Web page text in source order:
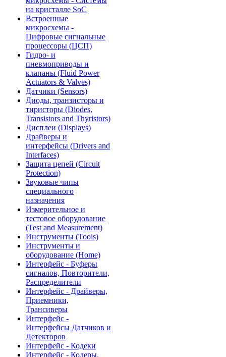
на кристалле SoC
Встроенные
микросхемы -
Цифровые сигнальные
процессоры (ЦСП)
Гидро- и
пневмоприводы и
клапаны (Fluid Power
Actuators & Valves)
Датчики (Sensors)
Диоды, транзисторы и
тиристоры (Diodes,
Transistors and Thyristors)
Дисплеи (Displays)
Драйверы и
интерфейсы (Drivers and
Interfaces)
Защита цепей (Circuit
Protection)
Звуковые чипы
специального
назначения
Измерительное и
тестовое оборудование
(Test and Measurement)
Инструменты (Tools)
Инструменты и
оборудование (Home)
Интерфейс - Буферы
сигналов, Повторители,
Распределители
Интерфейс - Драйверы,
Приемники,
Трансиверы
Интерфейс -
Интерфейсы Датчиков и
Детекторов
Интерфейс - Кодеки
Интерфейс - Кодеры,